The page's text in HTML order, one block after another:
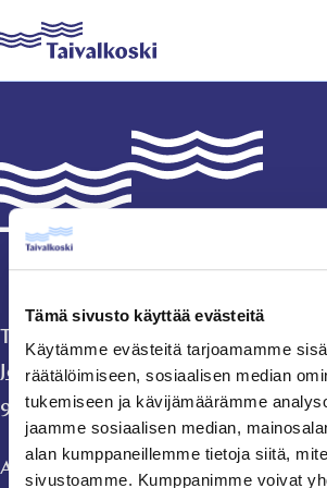
Tämä sivusto käyttää evästeitä
Käytämme evästeitä tarjoamamme
räätälöimiseen, sosiaalisen median
tukemiseen ja kävijämäärämme
jaamme sosiaalisen median,
alan kumppaneillemme tietoja siitä,
sivustoamme. Kumppanimme voivat
Siirry
suoraan
Taivalkoski
Taivalkosken kunta
Jokijärventie 2 A
93400 Taivalkoski
Avoinna ma-pe